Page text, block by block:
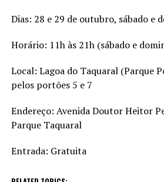
Dias: 28 e 29 de outubro, sábado e
Horário: 11h às 21h (sábado e
Local: Lagoa do Taquaral (Parque
pelos portões 5 e 7
Endereço: Avenida Doutor Heitor
Parque Taquaral
Entrada: Gratuita